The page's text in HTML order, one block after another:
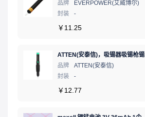
品牌
EVERPOWER(艾威博尔)
封装
-
￥ 11.25
品牌
ATTEN(安泰信)
封装
-
￥ 12.77